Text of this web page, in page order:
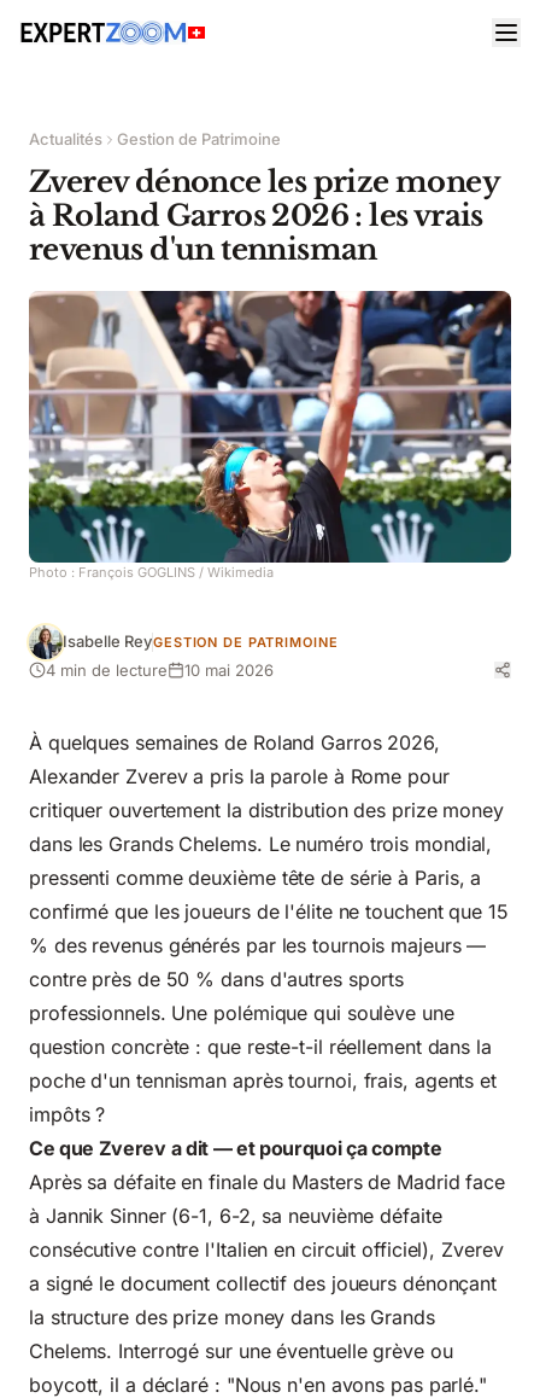
Actualités Gestion de Patrimoine
Zverev dénonce les prize money
à Roland Garros 2026 : les vrais
revenus d'un tennisman
Photo : François GOGLINS / Wikimedia
Isabelle ReyGESTION DE PATRIMOINE
4 min de lecture 10 mai 2026
À quelques semaines de Roland Garros 2026,
Alexander Zverev a pris la parole à Rome pour
critiquer ouvertement la distribution des prize money
dans les Grands Chelems. Le numéro trois mondial,
pressenti comme deuxième tête de série à Paris, a
confirmé que les joueurs de l'élite ne touchent que 15
% des revenus générés par les tournois majeurs —
contre près de 50 % dans d'autres sports
professionnels. Une polémique qui soulève une
question concrète : que reste-t-il réellement dans la
poche d'un tennisman après tournoi, frais, agents et
impôts ?
Ce que Zverev a dit — et pourquoi ça compte
Après sa défaite en finale du Masters de Madrid face
à Jannik Sinner (6-1, 6-2, sa neuvième défaite
consécutive contre l'Italien en circuit officiel), Zverev
a signé le document collectif des joueurs dénonçant
la structure des prize money dans les Grands
Chelems. Interrogé sur une éventuelle grève ou
boycott, il a déclaré : "Nous n'en avons pas parlé."